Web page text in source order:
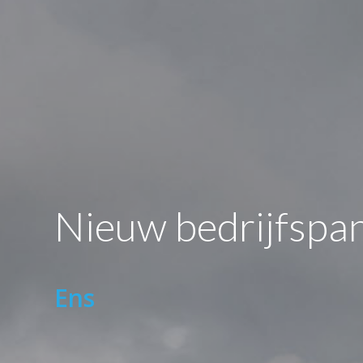
Nieuw
Ens